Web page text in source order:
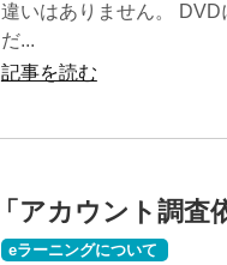
違いはありません。
だ...
記事を読む
「アカウント調査
eラーニングについて